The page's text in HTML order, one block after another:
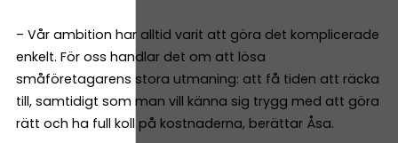
– Vår ambition har alltid varit att göra det komplicerade
enkelt. För oss handlar det om att lösa
småföretagarens stora utmaning: att få tiden att räcka
till, samtidigt som man vill känna sig trygg med att göra
rätt och ha full koll på kostnaderna, berättar Åsa.